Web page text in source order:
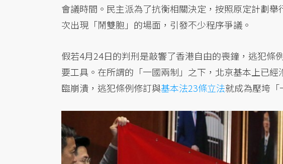
會議時間。民主派為了抗衡相關決定，按照原定計劃
次出現「鬧雙胞」的場面，引發不少程序爭議。
假若4月24日的判刑是敲響了香港自由的喪鐘，逃犯條
要工具。在所謂的「一國兩制」之下，北京基本上已
臨崩潰，逃犯條例修訂與基本法23條立法就成為壓垮「